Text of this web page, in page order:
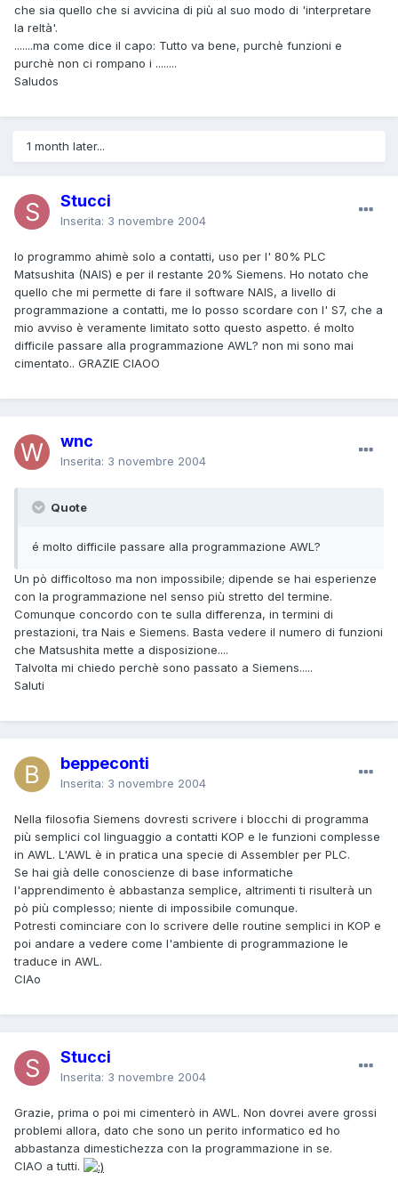
che sia quello che si avvicina di più al suo modo di 'interpretare
la reltà'.
.......ma come dice il capo: Tutto va bene, purchè funzioni e
purchè non ci rompano i ........
Saludos
1 month later...
Stucci
Inserita: 3 novembre 2004
Io programmo ahimè solo a contatti, uso per l' 80% PLC
Matsushita (NAIS) e per il restante 20% Siemens. Ho notato che
quello che mi permette di fare il software NAIS, a livello di
programmazione a contatti, me lo posso scordare con l' S7, che a
mio avviso è veramente limitato sotto questo aspetto. é molto
difficile passare alla programmazione AWL? non mi sono mai
cimentato.. GRAZIE CIAOO
wnc
Inserita: 3 novembre 2004
Quote
é molto difficile passare alla programmazione AWL?
Un pò difficoltoso ma non impossibile; dipende se hai esperienze
con la programmazione nel senso più stretto del termine.
Comunque concordo con te sulla differenza, in termini di
prestazioni, tra Nais e Siemens. Basta vedere il numero di funzioni
che Matsushita mette a disposizione....
Talvolta mi chiedo perchè sono passato a Siemens.....
Saluti
beppeconti
Inserita: 3 novembre 2004
Nella filosofia Siemens dovresti scrivere i blocchi di programma
più semplici col linguaggio a contatti KOP e le funzioni complesse
in AWL. L'AWL è in pratica una specie di Assembler per PLC.
Se hai già delle conoscienze di base informatiche
l'apprendimento è abbastanza semplice, altrimenti ti risulterà un
pò più complesso; niente di impossibile comunque.
Potresti cominciare con lo scrivere delle routine semplici in KOP e
poi andare a vedere come l'ambiente di programmazione le
traduce in AWL.
CIAo
Stucci
Inserita: 3 novembre 2004
Grazie, prima o poi mi cimenterò in AWL. Non dovrei avere grossi
problemi allora, dato che sono un perito informatico ed ho
abbastanza dimestichezza con la programmazione in se.
CIAO a tutti.